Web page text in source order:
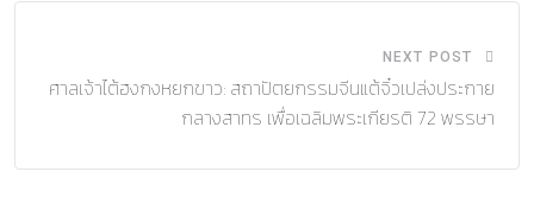
NEXT POST
ศาลเจ้าไต้ฮงกงหยกขาว: สถาปัตยกรรมจีนแต้จิ๋วเปล่งประกาย
กลางสาทร เพื่อเฉลิมพระเกียรติ 72 พรรษา